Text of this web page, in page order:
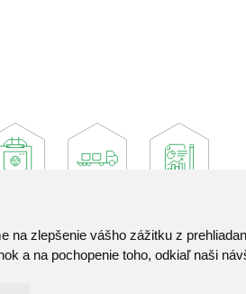
na zlepšenie vášho zážitku z
a na pochopenie toho, odkiaľ naši